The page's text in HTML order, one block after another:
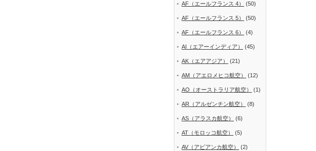
AF（エールフランス 4） (50)
AF（エールフランス 5） (50)
AF（エールフランス 6） (4)
AI（エアーインディア） (45)
AK（エアアジア） (21)
AM（アエロメヒコ航空） (12)
AO（オーストラリア航空） (1)
AR（アルゼンチン航空） (8)
AS（アラスカ航空） (6)
AT（モロッコ航空） (5)
AV（アビアンカ航空） (2)